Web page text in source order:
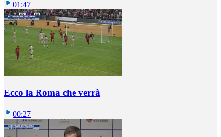
01:47
Ecco la Roma che verrà
00:27